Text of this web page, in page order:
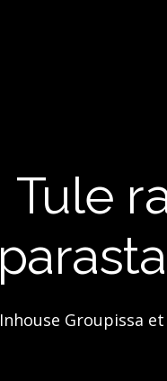
Tule
Inhouse Groupissa